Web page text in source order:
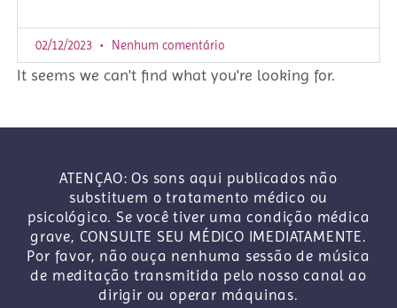
02/12/2023 Nenhum comentário
It seems we can't find what you're looking for.
ATENÇAO: Os sons aqui publicados não
substituem o tratamento médico ou
psicológico. Se você tiver uma condição médica
grave, CONSULTE SEU MÉDICO IMEDIATAMENTE.
Por favor, não ouça nenhuma sessão de música
de meditação transmitida pelo nosso canal ao
dirigir ou operar máquinas.